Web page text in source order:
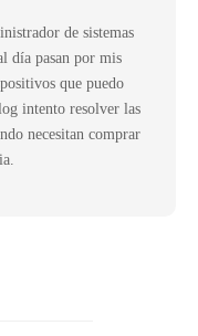
de sistemas
día pasan por mis
que puedo
intento resolver las
necesitan comprar